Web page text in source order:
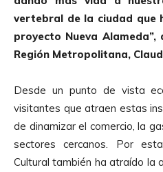
vertebral de la ciudad que
proyecto Nueva
Región Metropolitana,
Desde un punto de vista
visitantes que atraen estas
de dinamizar el comercio, la
sectores cercanos. Por
Cultural también ha atraído la